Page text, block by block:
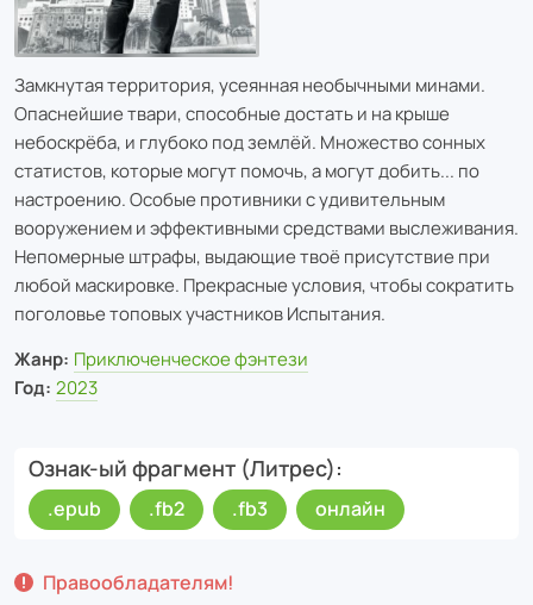
Замкнутая территория, усеянная необычными минами.
Опаснейшие твари, способные достать и на крыше
небоскрёба, и глубоко под землёй. Множество сонных
статистов, которые могут помочь, а могут добить... по
настроению. Особые противники с удивительным
вооружением и эффективными средствами выслеживания.
Непомерные штрафы, выдающие твоё присутствие при
любой маскировке. Прекрасные условия, чтобы сократить
поголовье топовых участников Испытания.
Жанр: Приключенческое фэнтези
Год: 2023
Ознак-ый фрагмент (Литрес)
.epub .fb2 .fb3 онлайн
Правообладателям!